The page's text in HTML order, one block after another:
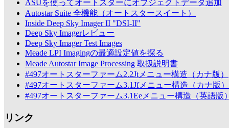
ASUを使ってオートスターにオブジェクトデータ追加
Autostar Suite 全機能（オートスタースイート）
Inside Deep Sky Imager II "DSI-II"
Deep Sky Imagerレビュー
Deep Sky Imager Test Images
Meade LPI Imagingの最適設定値を探る
Meade Autostar Image Processing 取扱説明書
#497オートスターファーム2.2Jtメニュー構造（カナ版）
#497オートスターファーム3.1Jfメニュー構造（カナ版）
#497オートスターファーム3.1Eeメニュー構造（英語版
リンク